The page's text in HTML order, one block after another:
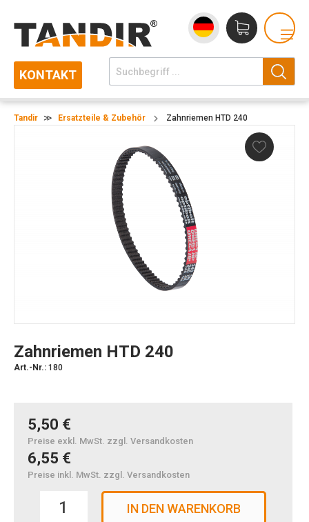
KONTAKT
Tandir ≫ Ersatzteile & Zubehör Zahnriemen HTD 240
Zahnriemen HTD 240
Art.-Nr.: 180
5,50 €
Preise exkl. MwSt. zzgl. Versandkosten
6,55 €
Preise inkl. MwSt. zzgl. Versandkosten
IN DEN WARENKORB